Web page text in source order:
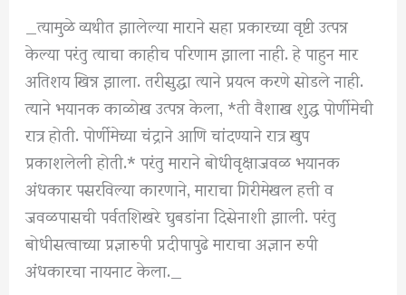
_त्यामुळे व्यथीत झालेल्या माराने सहा प्रकारच्या वृष्टी उत्पन्न
केल्या परंतु त्याचा काहीच परिणाम झाला नाही. हे पाहुन मार
अतिशय खिन्न झाला. तरीसुद्धा त्याने प्रयत्न करणे सोडले नाही.
त्याने भयानक काळोख उत्पन्न केला, *ती वैशाख शुद्ध पोर्णीमेची
रात्र होती. पोर्णीमेच्या चंद्राने आणि चांदण्याने रात्र खुप
प्रकाशलेली होती.* परंतु माराने बोधीवृक्षाजवळ भयानक
अंधकार पसरविल्या कारणाने, माराचा गिरीमेखल हत्ती व
जवळपासची पर्वतशिखरे घुबडांना दिसेनाशी झाली. परंतु
बोधीसत्वाच्या प्रज्ञारुपी प्रदीपापुढे माराचा अज्ञान रुपी
अंधकारचा नायनाट केला._